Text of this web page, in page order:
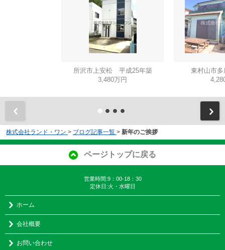
所沢市上安松 平成25年築
3,480万円
東村山市
株式会社ランド・ワン > ブログ記事一覧 > 新年のご挨拶
ページトップに戻る
営業時間:9：00-18：30
定休日:火・水曜日
ホーム
会社概要
お問い合わせ